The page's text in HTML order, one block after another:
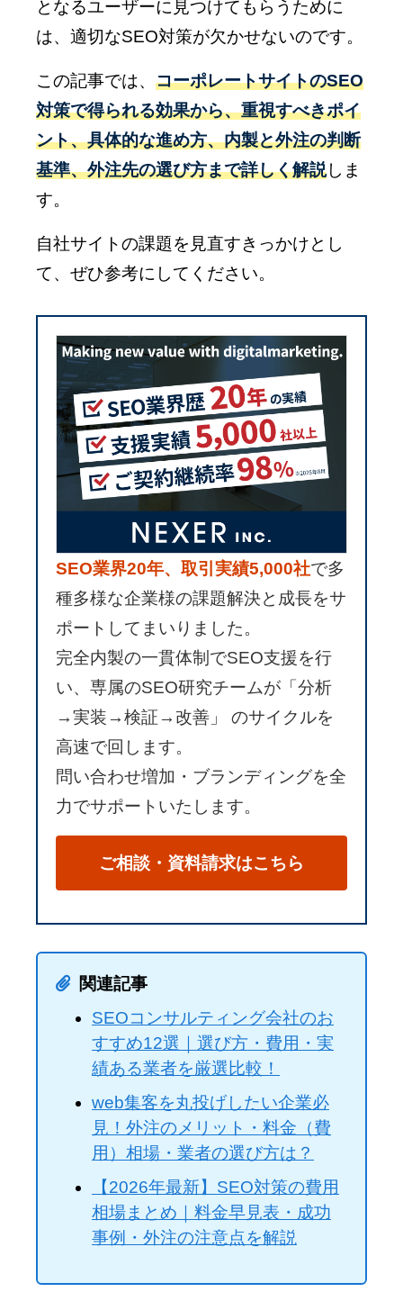
となるユーザーに見つけてもらうために
は、適切なSEO対策が欠かせないのです。
この記事では、 コーポレートサイトのSEO
対策で得られる効果から、重視すべきポイ
ント、具体的な進め方、内製と外注の判断
基準、外注先の選び方まで詳しく解説しま
す。
自社サイトの課題を見直すきっかけとし
て、ぜひ参考にしてください。
SEO業界20年、取引実績5,000社で多
種多様な企業様の課題解決と成長をサ
ポートしてまいりました。
完全内製の一貫体制でSEO支援を行
い、専属のSEO研究チームが「分析
→実装→検証→改善」 のサイクルを
高速で回します。
問い合わせ増加・ブランディングを全
力でサポートいたします。
ご相談・資料請求はこちら
関連記事
SEOコンサルティング会社のお
すすめ12選｜選び方・費用・実
績ある業者を厳選比較！
web集客を丸投げしたい企業必
見！外注のメリット・料金（費
用）相場・業者の選び方は？
【2026年最新】SEO対策の費用
相場まとめ｜料金早見表・成功
事例・外注の注意点を解説